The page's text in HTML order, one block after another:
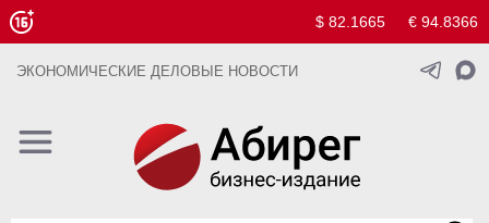
$ 82.1665 € 94.8366
ЭКОНОМИЧЕСКИЕ ДЕЛОВЫЕ НОВОСТИ